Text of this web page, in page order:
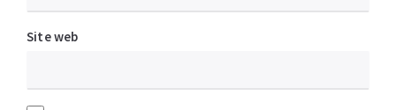
Site web